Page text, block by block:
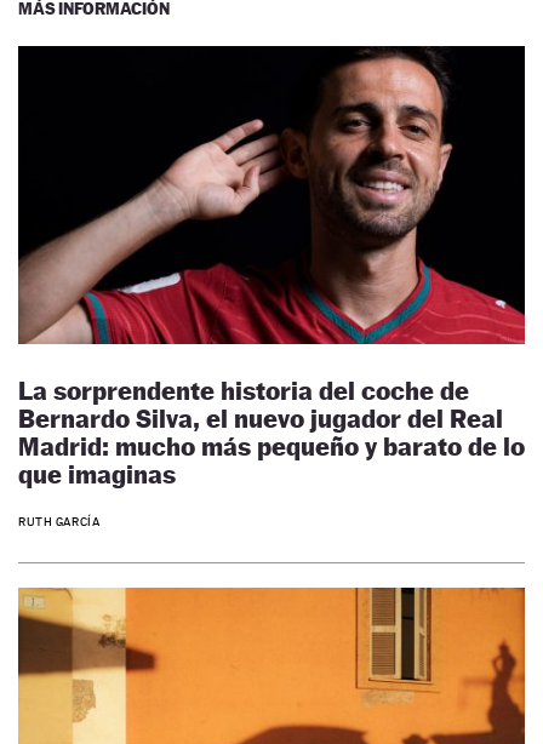
MÁS INFORMACIÓN
La sorprendente historia del coche de
Bernardo Silva, el nuevo jugador del Real
Madrid: mucho más pequeño y barato de lo
que imaginas
RUTH GARCÍA